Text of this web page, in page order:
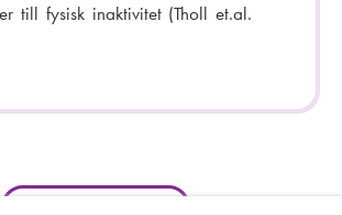
till fysisk inaktivitet (Tholl et.al.